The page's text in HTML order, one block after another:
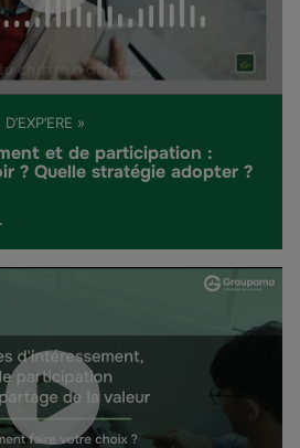
»
et de participation :
? Quelle stratégie adopter ?